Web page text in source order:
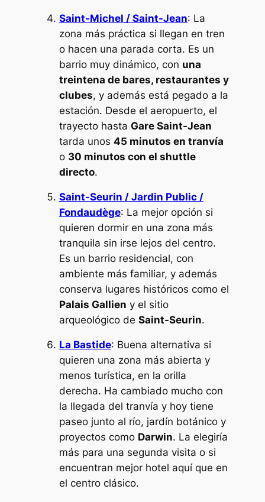
Saint-Michel / Saint-Jean: La
zona más práctica si llegan en tren
o hacen una parada corta. Es un
barrio muy dinámico, con una
treintena de bares, restaurantes y
clubes, y además está pegado a la
estación. Desde el aeropuerto, el
trayecto hasta Gare Saint-Jean
tarda unos 45 minutos en tranvía
o 30 minutos con el shuttle
directo.
Saint-Seurin / Jardin Public /
Fondaudège: La mejor opción si
quieren dormir en una zona más
tranquila sin irse lejos del centro.
Es un barrio residencial, con
ambiente más familiar, y además
conserva lugares históricos como el
Palais Gallien y el sitio
arqueológico de Saint-Seurin.
La Bastide: Buena alternativa si
quieren una zona más abierta y
menos turística, en la orilla
derecha. Ha cambiado mucho con
la llegada del tranvía y hoy tiene
paseo junto al río, jardín botánico y
proyectos como Darwin. La elegiría
más para una segunda visita o si
encuentran mejor hotel aquí que en
el centro clásico.